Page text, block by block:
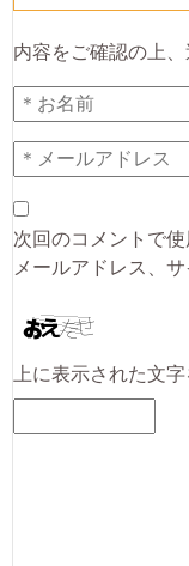
内容をご確認の上、
次回のコメントで
メールアドレス、サ
上に表示された文